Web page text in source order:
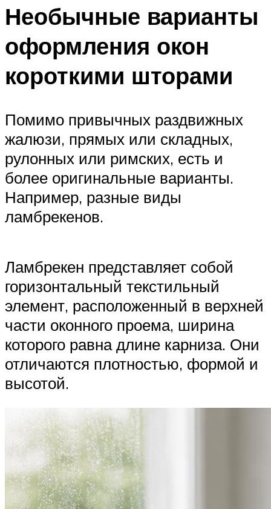
Необычные варианты
оформления окон
короткими шторами
Помимо привычных раздвижных
жалюзи, прямых или складных,
рулонных или римских, есть и
более оригинальные варианты.
Например, разные виды
ламбрекенов.
Ламбрекен представляет собой
горизонтальный текстильный
элемент, расположенный в верхней
части оконного проема, ширина
которого равна длине карниза. Они
отличаются плотностью, формой и
высотой.